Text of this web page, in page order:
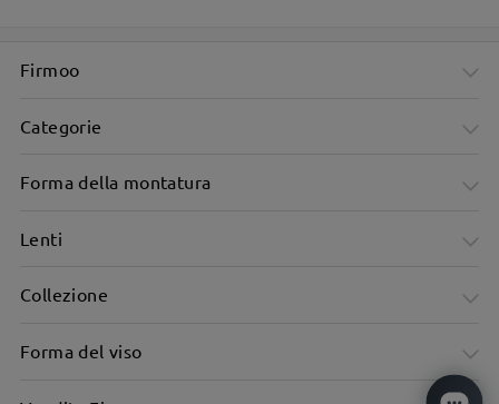
Firmoo
Categorie
Forma della montatura
Lenti
Collezione
Forma del viso